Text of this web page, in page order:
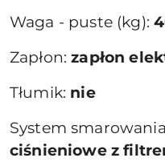
Waga - puste (kg):
Zapłon:zapłon
Tłumik: nie
System
ciśnieniowe z